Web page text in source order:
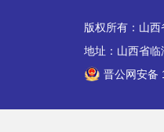
版权所有：山
地址：山西省
晋公网安备